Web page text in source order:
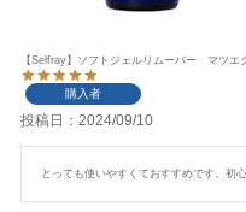
【Selfray】ソフトジェルリムーバー マ
購入者
投稿日 2024/09/10
とっても使いやすくておすすめです。初